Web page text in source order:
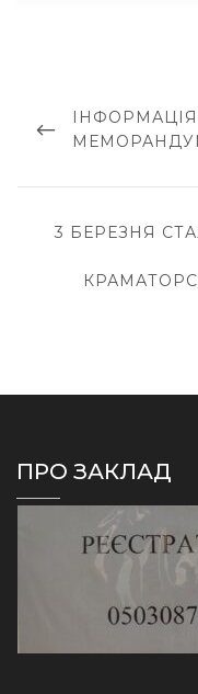
записівPREVIOUS
POST
NEXT
3 БЕРЕЗНЯ
ПРО ЗАКЛАД